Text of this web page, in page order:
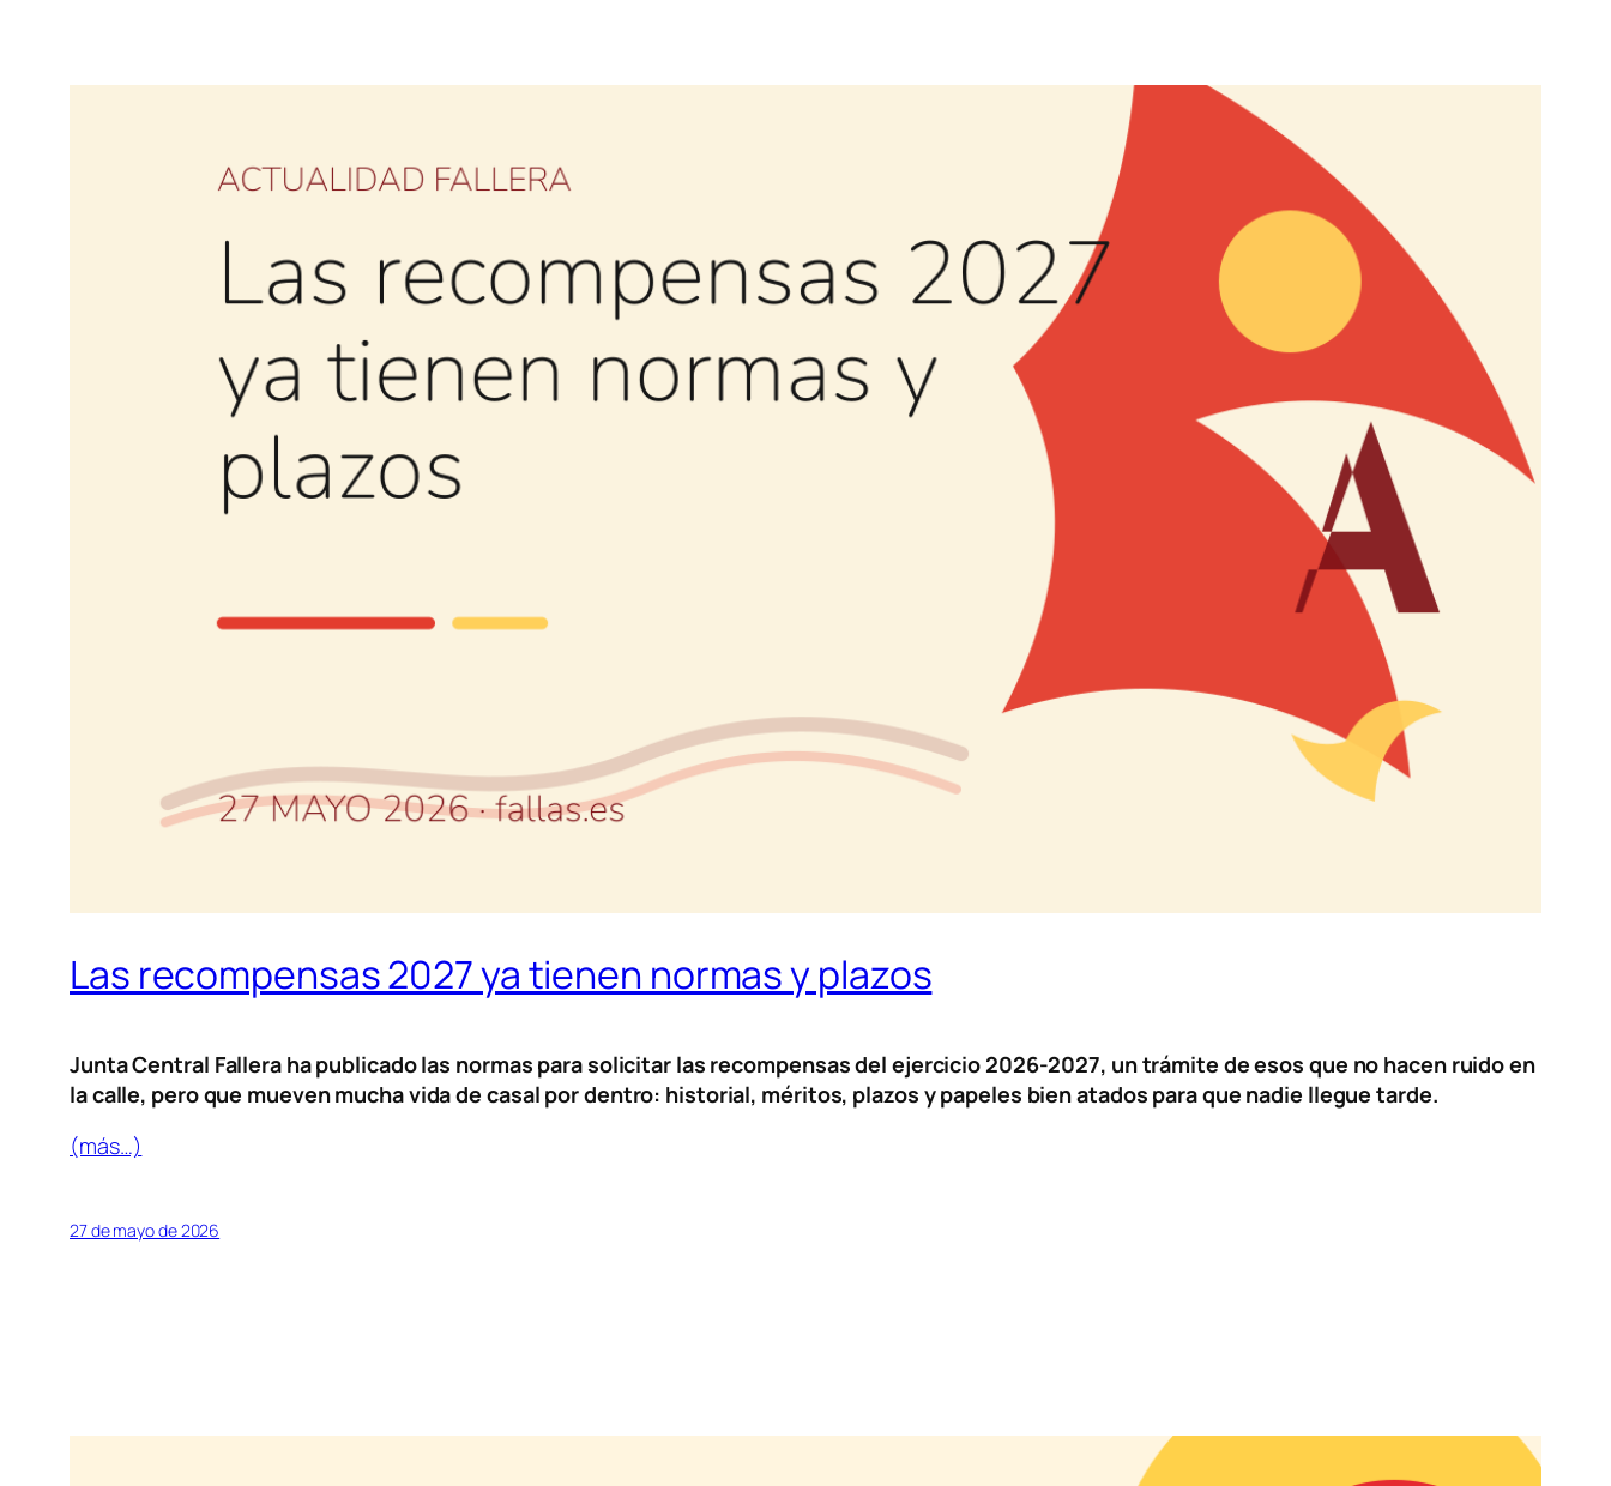
Las recompensas 2027 ya tienen normas y plazos
Junta Central Fallera ha publicado las normas para solicitar las recompensas del ejercicio 2026-2027, un trámite de esos que no hacen ruido en
la calle, pero que mueven mucha vida de casal por dentro: historial, méritos, plazos y papeles bien atados para que nadie llegue tarde.
(más…)
27 de mayo de 2026